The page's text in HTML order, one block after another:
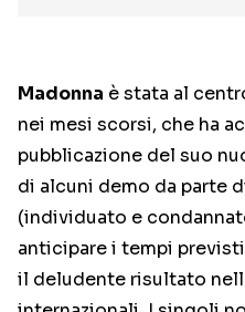
Madonna è stata al
nei mesi scorsi, che ha
pubblicazione del suo
di alcuni demo da parte
(individuato e
anticipare i tempi
il deludente risultato